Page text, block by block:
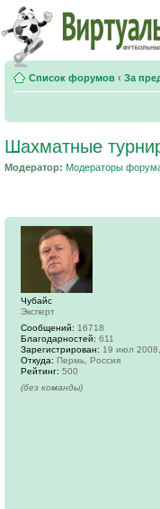
Список форумов ‹ За
Шахматные
Модератор: Модераторы
Чубайс
Эксперт
Сообщений: 16718
Благодарностей: 611
Зарегистрирован: 19 июл
Откуда: Пермь, Россия
Рейтинг: 500
(без команды)